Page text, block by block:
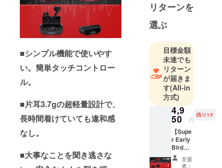
■シンプル機能で使いやす
い。簡単タッチコントロー
ル。
■片耳3.7gの超軽量設計で、
長時間着けていても違和感
なし。
■大事なことを聞き逃さな
インし、工
場と協力
し、プロト
タイプを作
ります。そ
して、量産
化にできる
ため、クラ
ウドファン
ディングで
資金調達を
行います。
「やるなら
一番いい商
品を提供す
リターンを
選ぶ
目標金額
未達でも
リターン
が届きま
す(All-in
方式)
4,9
50 円
残り15
【Supe
r Early
Bird
35％OF
Fプラ支援
者：